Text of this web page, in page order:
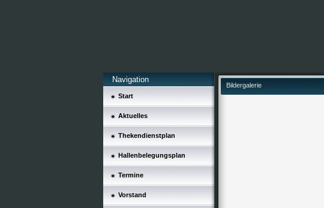
Navigation
Start
Aktuelles
Thekendienstplan
Hallenbelegungsplan
Termine
Vorstand
Bildergalerie